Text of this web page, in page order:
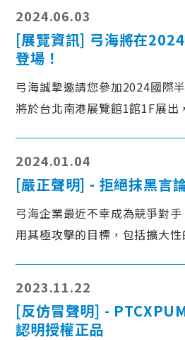
2024.06.03
[展覽資訊] 弓海將在
登場！
弓海誠摯邀請您參加2024國際
將於台北南港展覽館1館1F展出
障。
2024.01.04
[嚴正聲明] - 拒絕抹黑言
弓海企業最近不幸成為競爭對
用其極攻擊的目標，包括擴大
那些散布謠言、抹黑的行為，我
我們拒絕並譴責任何抹黑造謠
2023.11.22
[反仿冒聲明] -
認明授權正品